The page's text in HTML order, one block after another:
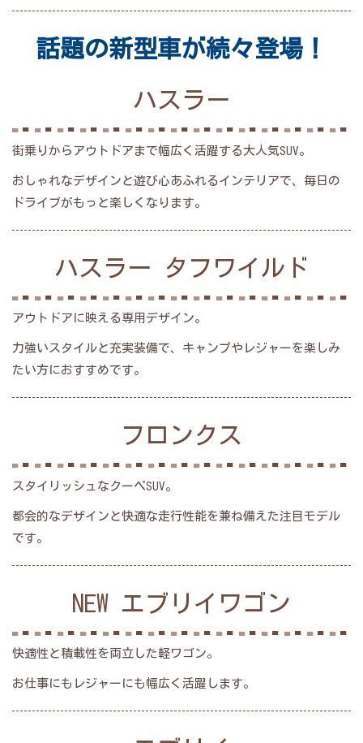
話題の新型車が続々登場！
ハスラー
街乗りからアウトドアまで幅広く活躍する大人気SUV。
おしゃれなデザインと遊び心あふれるインテリアで、毎日の
ドライブがもっと楽しくなります。
ハスラー タフワイルド
アウトドアに映える専用デザイン。
力強いスタイルと充実装備で、キャンプやレジャーを楽しみ
たい方におすすめです。
フロンクス
スタイリッシュなクーペSUV。
都会的なデザインと快適な走行性能を兼ね備えた注目モデル
です。
NEW エブリイワゴン
快適性と積載性を両立した軽ワゴン。
お仕事にもレジャーにも幅広く活躍します。